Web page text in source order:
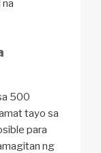
500
tayo sa
para
ng